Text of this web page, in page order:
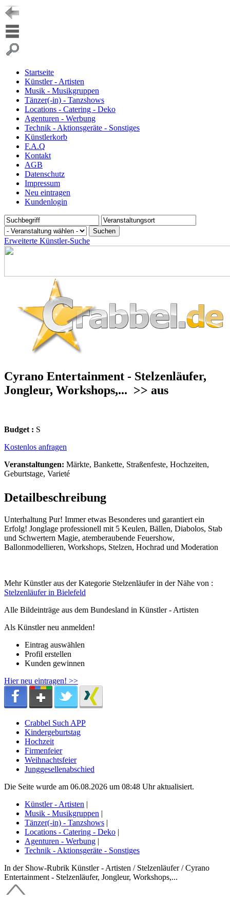
Startseite
Künstler - Artisten
Musik - Musikgruppen
Tänzer(-in) - Tanzshows
Locations - Catering - Deko
Agenturen - Werbung
Technik - Aktionsgeräte - Sonstiges
Künstlerkorb
F.A.Q
Kontakt
AGB
Datenschutz
Impressum
Neu eintragen
Kundenlogin
Erweiterte Künstler-Suche
Cyrano Entertainment - Stelzenläufer,
Jongleur, Workshops,... >> aus
Budget : S
Kostenlos anfragen
Veranstaltungen: Märkte, Bankette, Straßenfeste, Hochzeiten,
Geburtstage, Varieté
Detailbeschreibung
Unterhaltung Pur! Immer etwas Besonderes und garantiert ein
Erfolg! Jonglage professionell mit 5 Keulen, Bällen, Diabolos, Stab
und Schwertern Magie, atemberaubende Feuershow,
Ballonmodellieren, Workshops, Stelzen, Hochrad und Moderation
Mehr Künstler aus der Kategorie Stelzenläufer in der Nähe von :
Stelzenläufer in Bielefeld
Alle Bildeinträge aus dem Bundesland in Künstler - Artisten
Als Künstler neu anmelden!
Eintrag auswählen
Profil erstellen
Kunden gewinnen
Hier neu eintragen! >>
Crabbel Such APP
Kindergeburtstag
Hochzeit
Firmenfeier
Weihnachtsfeier
Junggesellenabschied
Die Seite wurde am 06.08.2026 um 08:48 Uhr aktualisiert.
Künstler - Artisten |
Musik - Musikgruppen |
Tänzer(-in) - Tanzshows |
Locations - Catering - Deko |
Agenturen - Werbung |
Technik - Aktionsgeräte - Sonstiges
In der Show-Rubrik Künstler - Artisten / Stelzenläufer / Cyrano
Entertainment - Stelzenläufer, Jongleur, Workshops,...